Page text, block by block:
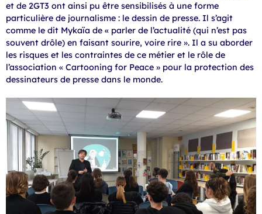
et de 2GT3 ont ainsi pu être sensibilisés à une forme
particulière de journalisme : le dessin de presse. Il s’agit
comme le dit Mykaïa de « parler de l’actualité (qui n’est pas
souvent drôle) en faisant sourire, voire rire ». Il a su aborder
les risques et les contraintes de ce métier et le rôle de
l’association « Cartooning for Peace » pour la protection des
dessinateurs de presse dans le monde.